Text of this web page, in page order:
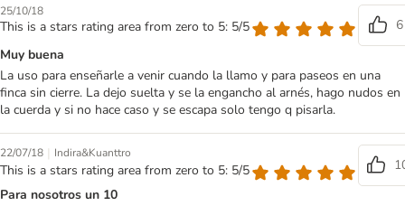
25/10/18
This is a stars rating area from zero to 5: 5/5
6
Muy buena
La uso para enseñarle a venir cuando la llamo y para paseos en una
finca sin cierre. La dejo suelta y se la engancho al arnés, hago nudos en
la cuerda y si no hace caso y se escapa solo tengo q pisarla.
22/07/18 | Indira&Kuanttro
This is a stars rating area from zero to 5: 5/5
Para nosotros un 10